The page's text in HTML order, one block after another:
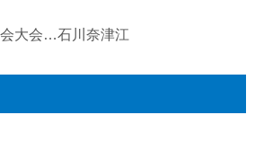
大会…石川奈津江